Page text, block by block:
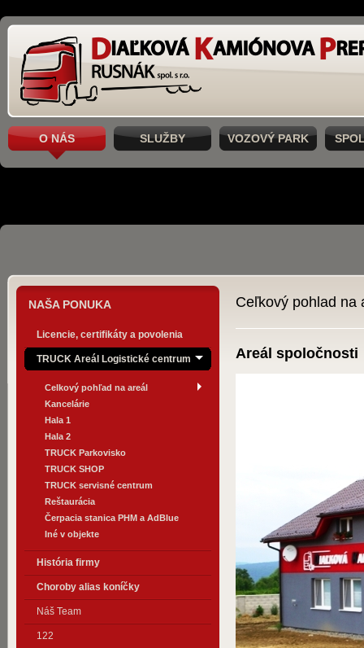
O NÁS SLUŽBY VOZOVÝ PARK
NAŠA PONUKA
Licencie, certifikáty a povolenia
TRUCK Areál Logistické centrum
Celkový pohľad na areál
Kancelárie
Hala 1
Hala 2
TRUCK Parkovisko
TRUCK SHOP
TRUCK servisné centrum
Reštaurácia
Čerpacia stanica PHM a AdBlue
Iné v objekte
História firmy
Choroby alias koníčky
Náš Team
122
Ceľkový pohlad na
Areál spoločnosti